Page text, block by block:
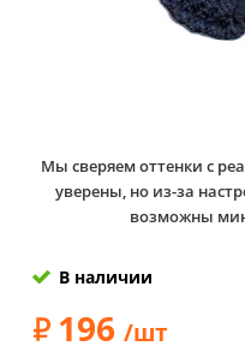
Мы сверяем оттенки с
уверены, но из-за
возможны
В наличии
196 /шт